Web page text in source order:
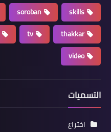
skills
soroban
thakkar
tv
video
التسميات
اختراع